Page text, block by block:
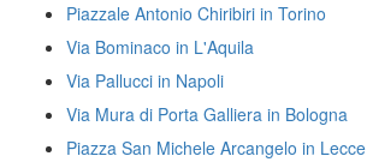
Piazzale Antonio Chiribiri in Torino
Via Bominaco in L'Aquila
Via Pallucci in Napoli
Via Mura di Porta Galliera in Bologna
Piazza San Michele Arcangelo in Lecce